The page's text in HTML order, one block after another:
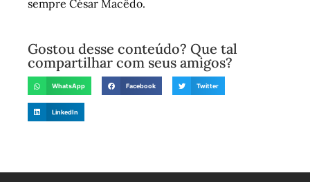
sempre César Macêdo.
Gostou desse conteúdo? Que tal
compartilhar com seus amigos?
WhatsApp Facebook Twitter
LinkedIn